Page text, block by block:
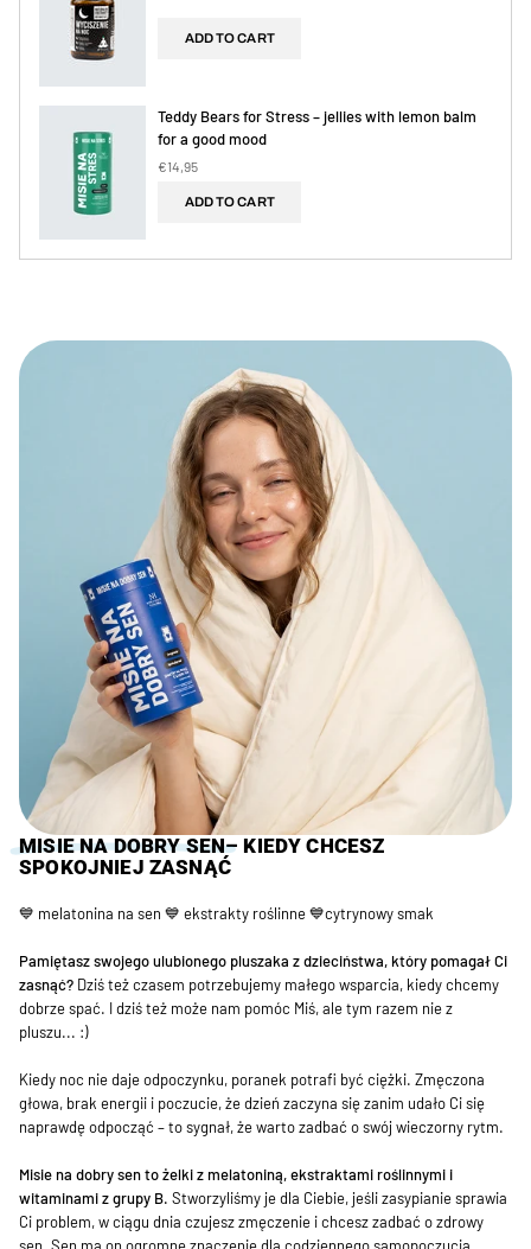
ADD TO CART
Teddy Bears for Stress – jellies with lemon balm
for a good mood
€14,95
ADD TO CART
MISIE NA DOBRY SEN– KIEDY CHCESZ
SPOKOJNIEJ ZASNĄĆ
💙 melatonina na sen 💙 ekstrakty roślinne 💙cytrynowy smak
Pamiętasz swojego ulubionego pluszaka z dzieciństwa, który pomagał Ci
zasnąć? Dziś też czasem potrzebujemy małego wsparcia, kiedy chcemy
dobrze spać. I dziś też może nam pomóc Miś, ale tym razem nie z
pluszu... :)
Kiedy noc nie daje odpoczynku, poranek potrafi być ciężki. Zmęczona
głowa, brak energii i poczucie, że dzień zaczyna się zanim udało Ci się
naprawdę odpocząć – to sygnał, że warto zadbać o swój wieczorny rytm.
Misie na dobry sen to żelki z melatoniną, ekstraktami roślinnymi i
witaminami z grupy B. Stworzyliśmy je dla Ciebie, jeśli zasypianie sprawia
Ci problem, w ciągu dnia czujesz zmęczenie i chcesz zadbać o zdrowy
sen. Sen ma on ogromne znaczenie dla codziennego samopoczucia,